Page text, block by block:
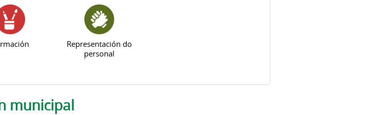
Representación do
personal
municipal